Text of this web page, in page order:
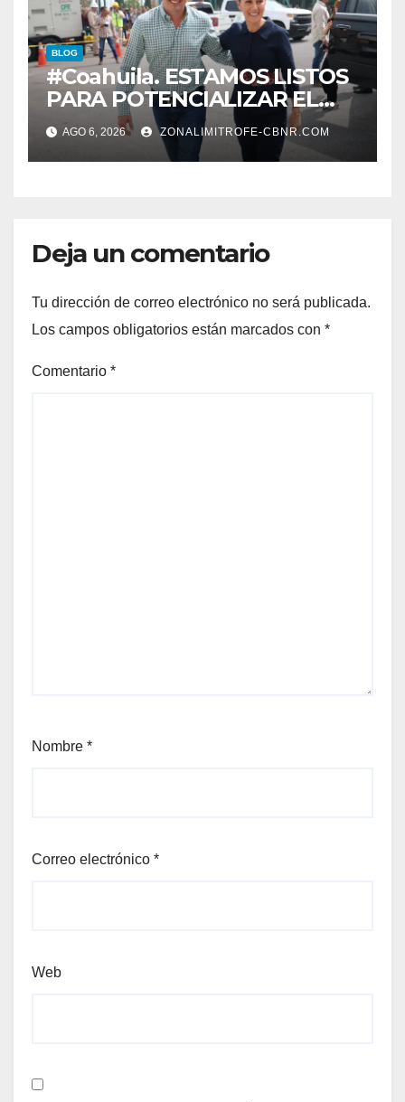
BLOG
#Coahuila. ESTAMOS LISTOS
PARA POTENCIALIZAR EL
GAS COAHUILA: MANOLO
AGO 6, 2026 ZONALIMITROFE-CBNR.COM
Deja un comentario
Tu dirección de correo electrónico no será publicada.
Los campos obligatorios están marcados con *
Comentario *
Nombre *
Correo electrónico *
Web